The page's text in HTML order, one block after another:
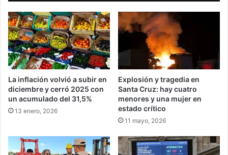
La inflación volvió a subir en
diciembre y cerró 2025 con
un acumulado del 31,5%
13 enero, 2026
Explosión y tragedia en
Santa Cruz: hay cuatro
menores y una mujer en
estado crítico
11 mayo, 2026